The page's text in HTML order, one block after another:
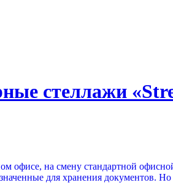
стеллажи
офисе, на смену стандартной
для хранения документов.